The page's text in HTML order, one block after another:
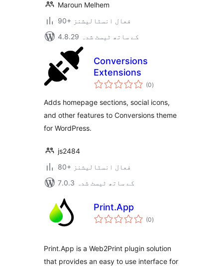
Maroun Melhem
90+ فعال انسٹالیشنز
4.8.29 کے ساتھ ٹیسٹ شدہ
Conversions
Extensions
(0مجموعی
درجہ
)
Adds homepage sections, social icons,
and other features to Conversions theme
for WordPress.
js2484
80+ فعال انسٹالیشنز
7.0.3 کے ساتھ ٹیسٹ شدہ
Print.App
(0مجموعی
درجہ
)
Print.App is a Web2Print plugin solution
that provides an easy to use interface for